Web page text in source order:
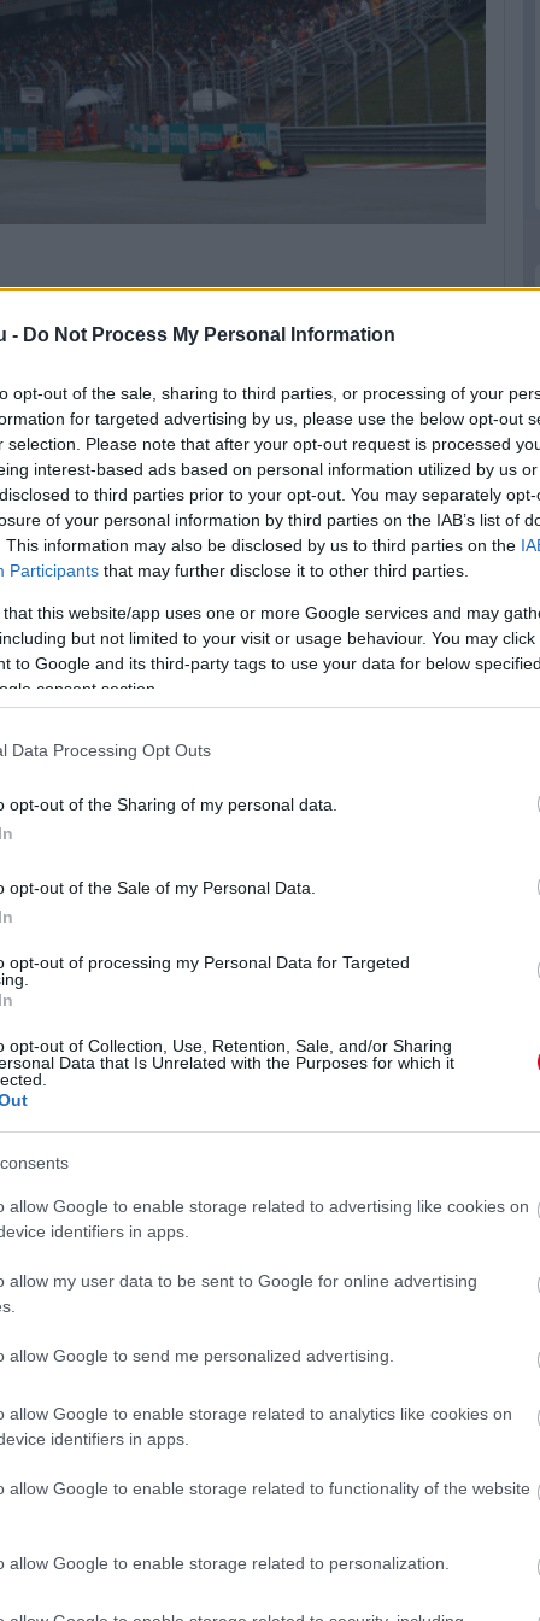
- Do Not Process My Personal Information
opt-out of the sale, sharing to third parties, or processing of your
for targeted advertising by us, please use the below opt-out
selection. Please note that after your opt-out request is processed
interest-based ads based on personal information utilized by us
to third parties prior to your opt-out. You may separately
of your personal information by third parties on the IAB’s list of
This information may also be disclosed by us to third parties on the
Participants that may further disclose it to other third parties.
that this website/app uses one or more Google services and may
but not limited to your visit or usage behaviour. You may
to Google and its third-party tags to use your data for below
consent section.
Data Processing Opt Outs
opt-out of the Sharing of my personal data.
opt-out of the Sale of my Personal Data.
opt-out of processing my Personal Data for Targeted
opt-out of Collection, Use, Retention, Sale, and/or Sharing
Data that Is Unrelated with the Purposes for which it
allow Google to enable storage related to advertising like cookies on
identifiers in apps.
allow my user data to be sent to Google for online advertising
allow Google to send me personalized advertising.
allow Google to enable storage related to analytics like cookies on
identifiers in apps.
allow Google to enable storage related to functionality of the website
allow Google to enable storage related to personalization.
ám egyetlen futam miatt nem érné
Éppen ezért az utóbbi hetekben
esetén, egy korábbi helyszínhez
Az ikonikus pálya legutóbb 2017-ben adott
kikerültek a versenynaptárból, mivel
vonzó MotoGP-re kívántak koncentrálni
arra, hogy bekerüljenek az idei naptárba
mellett).
megkérdezte Ross Brawnt, az F1
párosításról, így felelt a szakember:
tudunk néhány versenyt rendezni
legrugalmasabbak lenni, ahogy a helyzet
rendezendő versenyhez ragaszkodna a
lehetővé teszi az odautazást: „Vietnám
az első pálya, amelynek a tervezésében is
dolgoztunk Hermann Tilkével a pálya
amit kértünk. Nagyon izgatott vagyok
tartani.”
részleteket a versenynaptár kapcsán,
látszik, hogy amennyiben
futamokat Ázsiában, konkrétan
első két vagy három hétvégéjén a két
18 verseny lesz a dupla bahreini
is jelenthet.
az alábbi gombokkal: